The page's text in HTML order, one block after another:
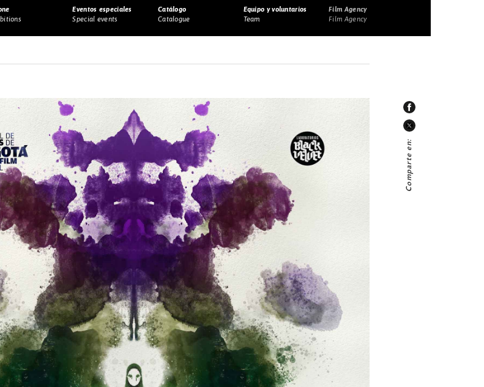
Eventos especiales
Special events
Catálogo
Catalogue
Equipo y voluntarios
Team
Film Agency
Film Agency
Comparte en: